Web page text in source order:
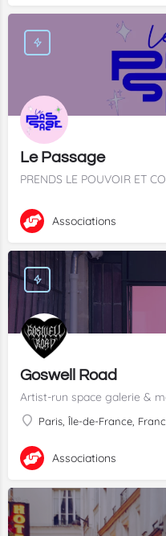
Le Passage
Associations
Goswell Road
Artist-run space galerie &
Paris, Île-de-France,
Associations